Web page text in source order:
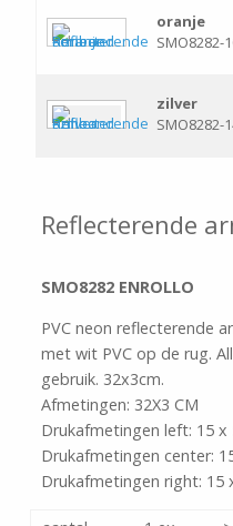
oranje
SMO8282-
zilver
SMO8282-
Reflecterende
SMO8282 ENROLLO
PVC neon reflecterende
met wit PVC op de rug.
gebruik. 32x3cm.
Afmetingen: 32X3 CM
Drukafmetingen left: 15 x
Drukafmetingen center:
Drukafmetingen right: 15